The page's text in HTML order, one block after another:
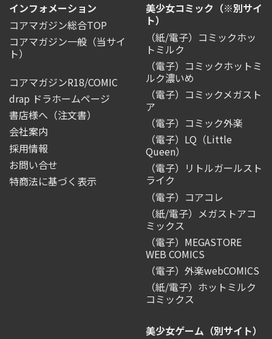
インフォメーション
コアマガジン総合TOP
コアマガジン一般 （当サイ
ト）
コアマガジンR18/COMIC
drap ドラホームページ
書店様へ（注文書）
会社案内
採用情報
お問い合せ
特商法に基づく表示
美少女コミック（※別サイ
ト）
（紙/電子）コミックホッ
トミルク
（電子）コミックホットミ
ルク濃いめ
（電子）コミックメガスト
ア
（電子）コミック外楽
（電子）LQ（Little
Queen）
（電子）リトルガールスト
ライク
（電子）コアコレ
（紙/電子）メガストアコ
ミックス
（電子）MEGASTORE
WEB COMICS
（電子）外楽webCOMICS
（紙/電子）ホットミルク
コミックス
美少女ゲーム（別サイト）